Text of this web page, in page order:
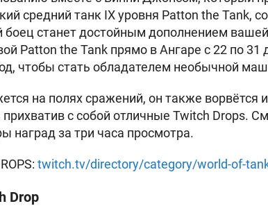
средний танк IX уровня Patton the Tank,
боец станет достойным дополнением
Patton the Tank прямо в Ангаре с 22 по 31
чтобы стать обладателем необычной
на полях сражений, он также ворвётся
с собой отличные Twitch Drops.
наград за три часа просмотра.
twitch.tv/directory/category/world-of-
Drop